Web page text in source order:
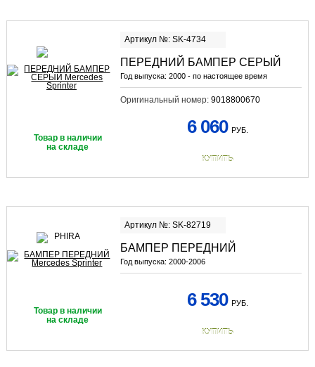
Артикул №: SK-4734
ПЕРЕДНИЙ БАМПЕР СЕРЫЙ
Год выпуска: 2000 - по настоящее время
Оригинальный номер: 9018800670
Товар в наличии
на складе
6 060 РУБ.
КУПИТЬ
Артикул №: SK-82719
БАМПЕР ПЕРЕДНИЙ
Год выпуска: 2000-2006
Товар в наличии
на складе
6 530 РУБ.
КУПИТЬ